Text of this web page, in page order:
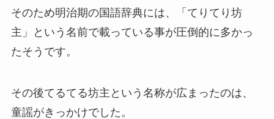
そのため明治期の国語辞典には、「てりてり坊
主」という名前で載っている事が圧倒的に多かっ
たそうです。
その後てるてる坊主という名称が広まったのは、
童謡がきっかけでした。